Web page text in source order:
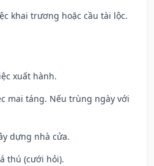
khai trương hoặc cầu tài lộc.
xuất hành.
mai táng. Nếu trùng ngày với
dựng nhà cửa.
thú (cưới hỏi).